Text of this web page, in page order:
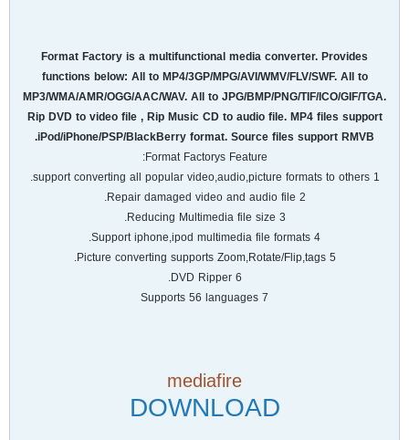
Format Factory is a multifunctional media converter. Provides
functions below: All to MP4/3GP/MPG/AVI/WMV/FLV/SWF. All to
MP3/WMA/AMR/OGG/AAC/WAV. All to JPG/BMP/PNG/TIF/ICO/GIF/TGA.
Rip DVD to video file , Rip Music CD to audio file. MP4 files support
iPod/iPhone/PSP/BlackBerry format. Source files support RMVB.
Format Factorys Feature:
1 support converting all popular video,audio,picture formats to others.
2 Repair damaged video and audio file.
3 Reducing Multimedia file size.
4 Support iphone,ipod multimedia file formats.
5 Picture converting supports Zoom,Rotate/Flip,tags.
6 DVD Ripper.
7 Supports 56 languages
mediafire
DOWNLOAD